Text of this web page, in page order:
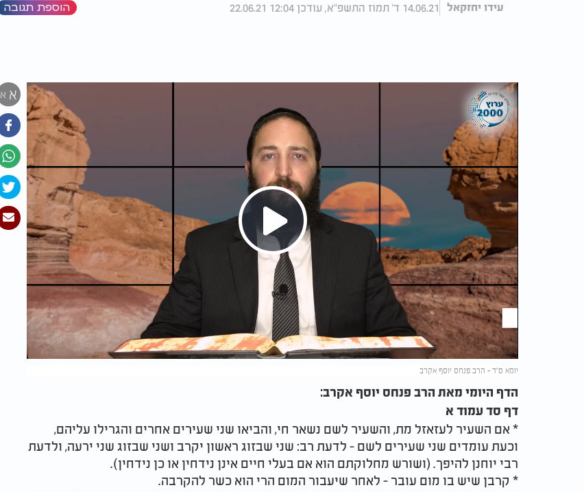
עידו יחזקאל 14.06.21 ד' תמוז התשפ"א, עודכן 12:04 22.06.21 הוספת תגובה
א א
Play
Video
יומא ס"ד - הרב פנחס יוסף אקרב
הדף היומי מאת הרב פנחס יוסף אקרב:
דף סד עמוד א
* אם השעיר לעזאזל מת, והשעיר לשם נשאר חי, והביאו שני שעירים אחרים והגרילו עליהם,
וכעת עומדים שני שעירים לשם - לדעת רב: שני שבזוג ראשון יקרב ושני שבזוג שני ירעה, ולדעת
רבי יוחנן להיפך. (ושורש מחלוקתם הוא אם בעלי חיים אינן נידחין או כן נידחין).
* קרבן שיש בו מום עובר - לאחר שיעבור המום הרי הוא כשר להקרבה.